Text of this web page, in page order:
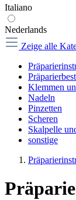
Italiano
Nederlands
Zeige alle
Klemmen
Nadeln
Pinzetten
Scheren
Skalpelle
sonstige